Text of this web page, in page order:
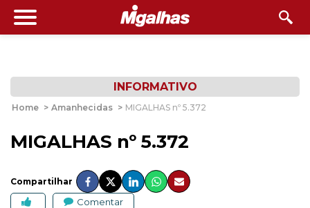
INFORMATIVO
Home > Amanhecidas > MIGALHAS nº 5.372
MIGALHAS nº 5.372
Compartilhar
Comentar